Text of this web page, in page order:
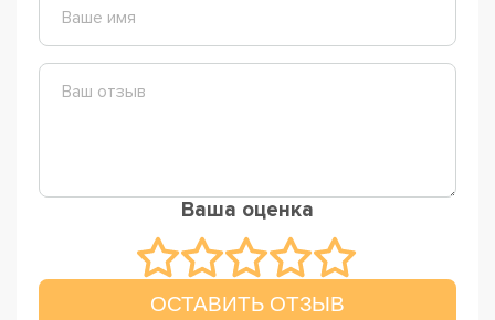
Ваша оценка
ОСТАВИТЬ ОТЗЫВ